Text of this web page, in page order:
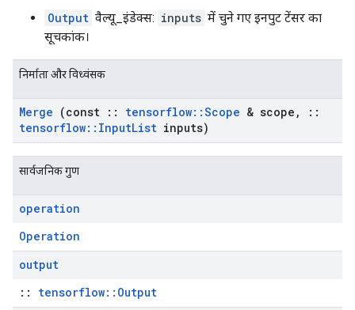
Output वैल्यू_इंडेक्स: inputs में चुने गए इनपुट टेंसर का
सूचकांक।
निर्माता और विध्वंसक
Merge (const :: tensorflow::Scope & scope ,
::
tensorflow:: InputList inputs)
सार्वजनिक गुण
operation
Operation
output
:: tensorflow::Output